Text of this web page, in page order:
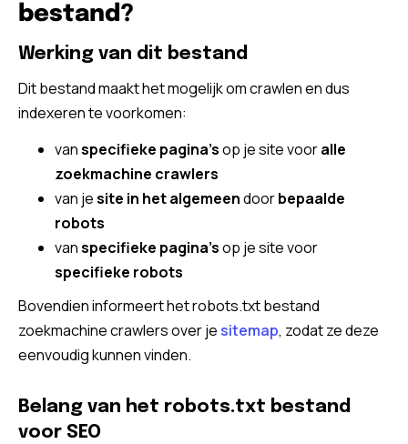
bestand?
Werking van dit bestand
Dit bestand maakt het mogelijk om crawlen en dus
indexeren te voorkomen:
vanspecifieke pagina’sop je site vooralle
zoekmachine crawlers
van jesite in het algemeendoorbepaalde
robots
vanspecifieke pagina’sop je site voor
specifieke robots
Bovendien informeert het robots.txt bestand
zoekmachine crawlers over je sitemap, zodat ze deze
eenvoudig kunnen vinden.
Belang van het robots.txt bestand
voor SEO